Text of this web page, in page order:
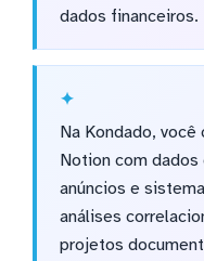
dados financeiros.
Na Kondado,
Notion com dados
anúncios e
análises
projetos